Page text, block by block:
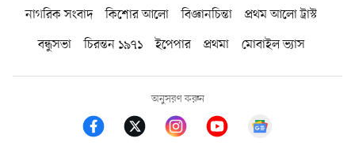
নাগরিক সংবাদ কিশোর আলো বিজ্ঞানচিন্তা
প্রথম আলো ট্রাস্ট
বন্ধুসভা
চিরন্তন ১৯৭১ ইপেপার প্রথমা মোবাইল ভ্যাস
অনুসরণ করুন